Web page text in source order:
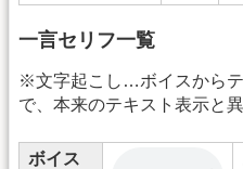
一言セリフ一覧
※文字起こし…ボイスから
で、本来のテキスト表示と
ボイス